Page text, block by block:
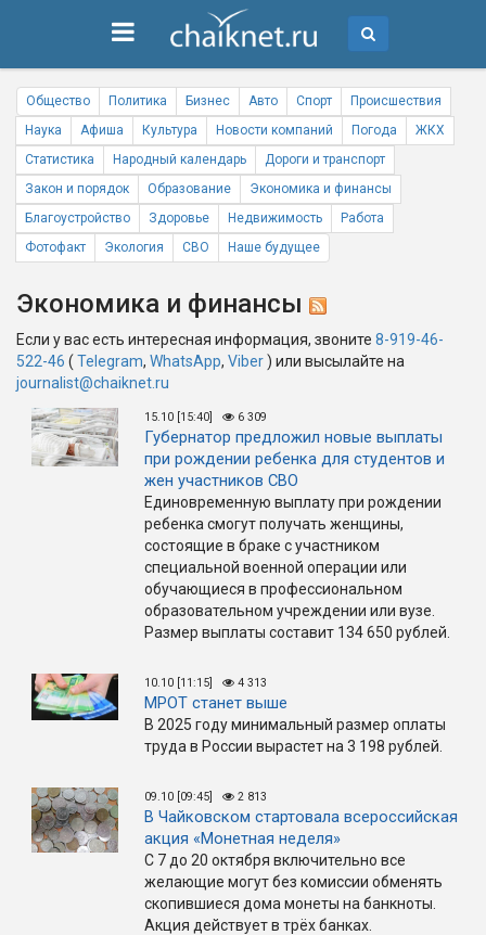
Общество Политика Бизнес Авто Спорт
Происшествия
Наука
Афиша Культура Новости компаний Погода
ЖКХ
Статистика
Народный календарь
Дороги и транспорт
Закон и порядок
Образование
Экономика и финансы
Благоустройство
Здоровье Недвижимость
Работа
Фотофакт
Экология СВО Наше будущее
Экономика и финансы
Если у вас есть интересная информация, звоните 8-919-46-
522-46 ( Telegram, WhatsApp, Viber) или высылайте на
journalist@chaiknet.ru
15.10 [15:40] 6 309
Губернатор предложил новые выплаты
при рождении ребенка для студентов и
жен участников СВО
Единовременную выплату при рождении
ребенка смогут получать женщины,
состоящие в браке с участником
специальной военной операции или
обучающиеся в профессиональном
образовательном учреждении или вузе.
Размер выплаты составит 134 650 рублей.
10.10 [11:15] 4 313
МРОТ станет выше
В 2025 году минимальный размер оплаты
труда в России вырастет на 3 198 рублей.
09.10 [09:45] 2 813
В Чайковском стартовала всероссийская
акция «Монетная неделя»
С ​7 до 20 октября включительно все
желающие могут без комиссии обменять
скопившиеся дома монеты на банкноты.
Акция действует в трёх банках.